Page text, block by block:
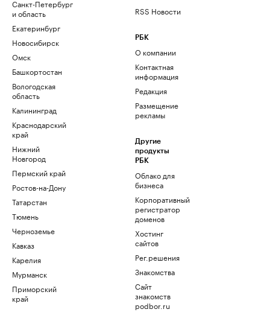
Санкт-Петербург
и область
Екатеринбург
Новосибирск
Омск
Башкортостан
Вологодская
область
Калининград
Краснодарский
край
Нижний
Новгород
Пермский край
Ростов-на-Дону
Татарстан
Тюмень
Черноземье
Кавказ
Карелия
Мурманск
Приморский
край
RSS Новости
РБК
О компании
Контактная
информация
Редакция
Размещение
рекламы
Другие
продукты
РБК
Облако для
бизнеса
Корпоративный
регистратор
доменов
Хостинг
сайтов
Рег.решения
Знакомства
Сайт
знакомств
podbor.ru